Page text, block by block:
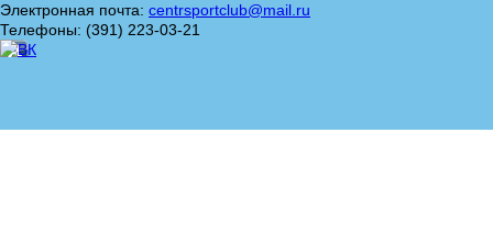
Электронная почта: centrsportclub@mail.ru
Телефоны: (391) 223-03-21